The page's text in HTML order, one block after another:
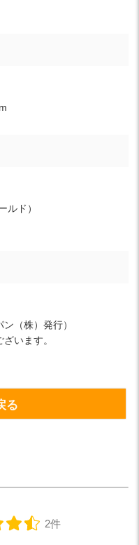
ルド）
（株）発行）
います。
る
2件